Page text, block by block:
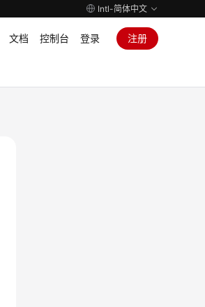
Intl-简体中文
文档 控制台 登录 注册